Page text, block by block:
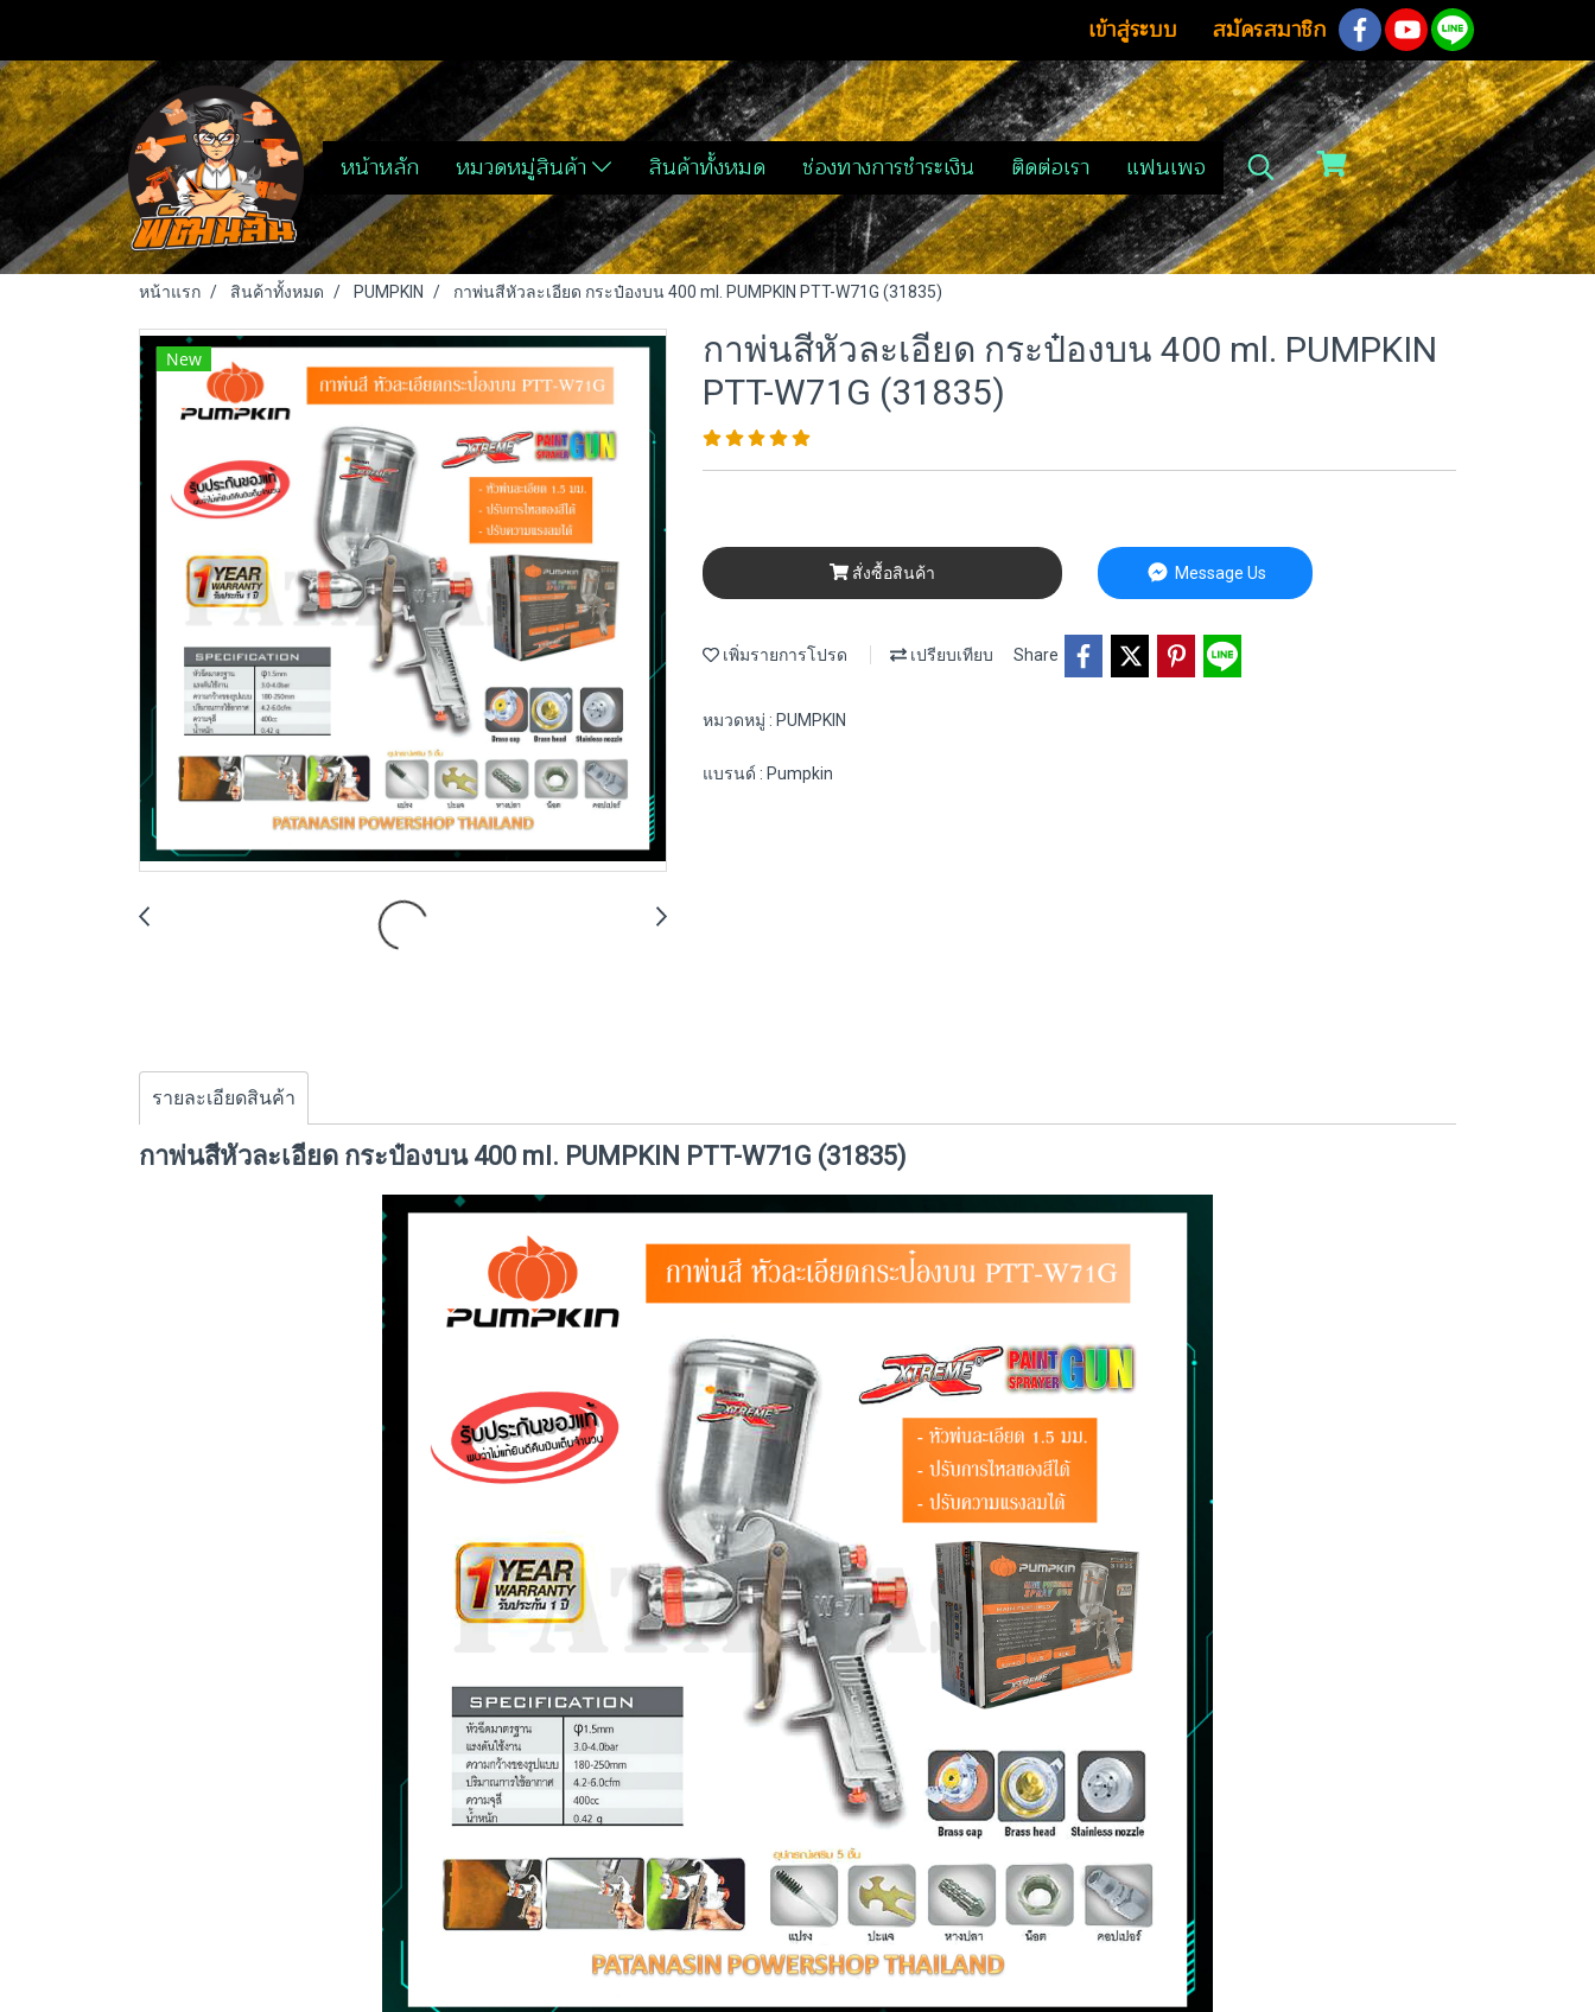
เข้าสู่ระบบ สมัครสมาชิก
หน้าหลัก หมวดหมู่สินค้า สินค้าทั้งหมด ช่องทางการชำระเงิน ติดต่อเรา แฟนเพจ
หน้าแรก สินค้าทั้งหมด PUMPKIN กาพ่นสีหัวละเอียด กระป๋องบน 400 ml. PUMPKIN PTT-W71G (31835)
New
กาพ่นสีหัวละเอียด กระป๋องบน 400 ml. PUMPKIN
PTT-W71G (31835)
สั่งซื้อสินค้า Message Us
เพิ่มรายการโปรด เปรียบเทียบ Share
หมวดหมู่ : PUMPKIN
แบรนด์ : Pumpkin
รายละเอียดสินค้า
กาพ่นสีหัวละเอียด กระป๋องบน 400 ml. PUMPKIN PTT-W71G (31835)